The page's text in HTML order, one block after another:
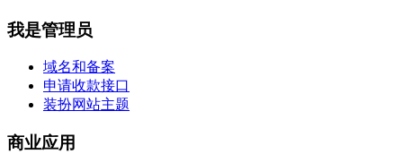
我是管理员
域名和备案
申请收款接口
装扮网站主题
商业应用